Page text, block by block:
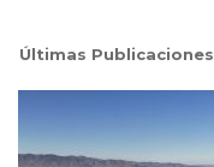
Últimas Publicaciones